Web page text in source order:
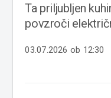
Ta priljubljen
povzroči
03.07.2026 ob